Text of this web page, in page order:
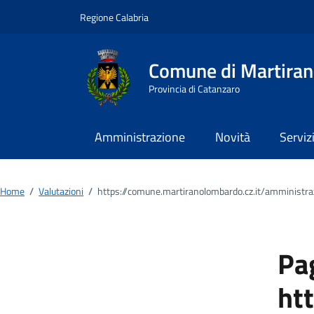
Regione Calabria
Comune di
Provincia di Catanzaro
Amministrazione Novità Servizi
Home / Valutazioni / https://comune.martiranolombardo.cz.it/